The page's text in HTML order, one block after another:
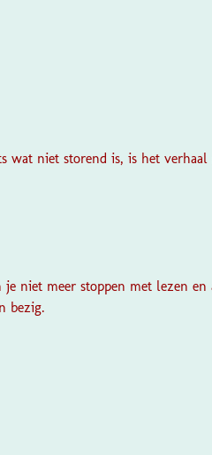
niet storend is, is het verhaal
niet meer stoppen met lezen
bezig.